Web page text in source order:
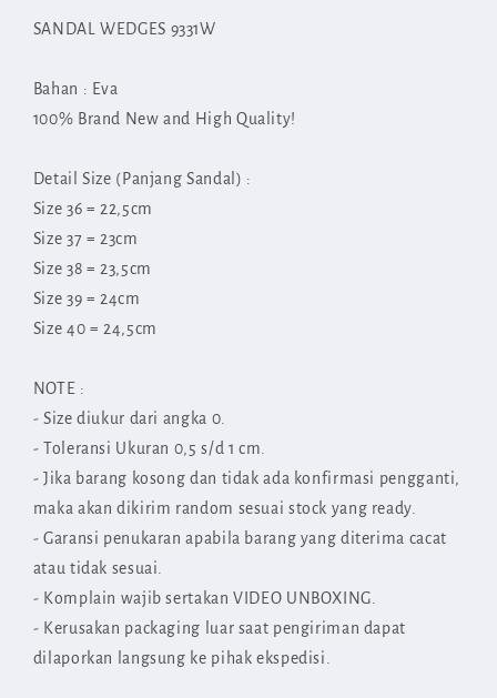
SANDAL WEDGES 9331W
Bahan : Eva
100% Brand New and High Quality!
Detail Size (Panjang Sandal) :
Size 36 = 22,5cm
Size 37 = 23cm
Size 38 = 23,5cm
Size 39 = 24cm
Size 40 = 24,5cm
NOTE :
- Size diukur dari angka 0.
- Toleransi Ukuran 0,5 s/d 1 cm.
- Jika barang kosong dan tidak ada konfirmasi pengganti,
maka akan dikirim random sesuai stock yang ready.
- Garansi penukaran apabila barang yang diterima cacat
atau tidak sesuai.
- Komplain wajib sertakan VIDEO UNBOXING.
- Kerusakan packaging luar saat pengiriman dapat
dilaporkan langsung ke pihak ekspedisi.